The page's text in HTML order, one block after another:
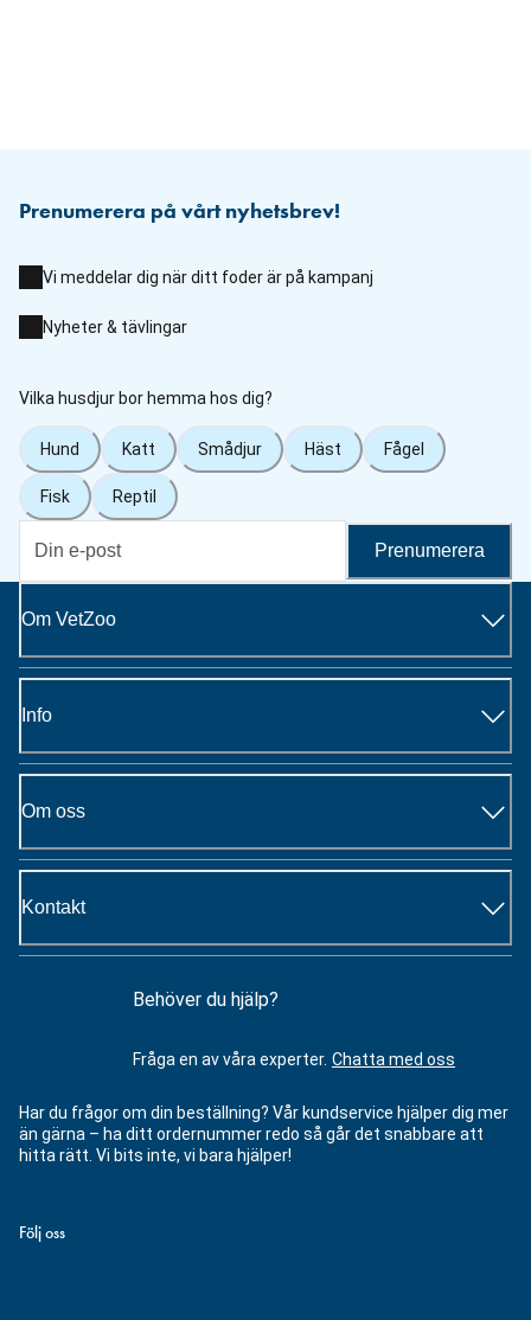
Prenumerera på vårt nyhetsbrev!
Vi meddelar dig när ditt foder är på kampanj
Nyheter & tävlingar
Vilka husdjur bor hemma hos dig?
Hund Katt Smådjur Häst Fågel
Fisk Reptil
Prenumerera
Om VetZoo
Info
Om oss
Kontakt
Behöver du hjälp?
Fråga en av våra experter. Chatta med oss
Har du frågor om din beställning? Vår kundservice hjälper dig mer
än gärna – ha ditt ordernummer redo så går det snabbare att
hitta rätt. Vi bits inte, vi bara hjälper!
Följ oss